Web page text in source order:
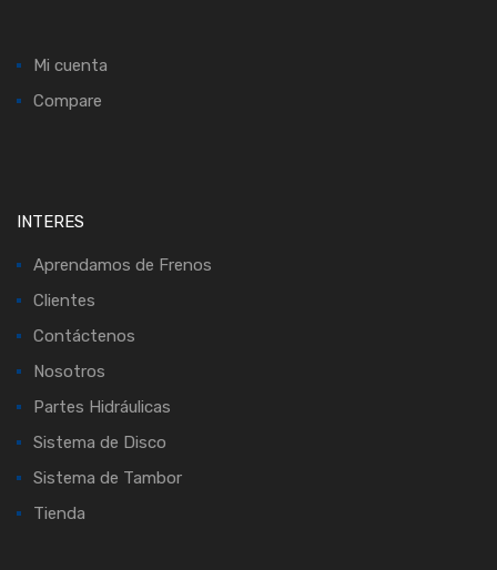
Mi cuenta
Compare
INTERES
Aprendamos de Frenos
Clientes
Contáctenos
Nosotros
Partes Hidráulicas
Sistema de Disco
Sistema de Tambor
Tienda